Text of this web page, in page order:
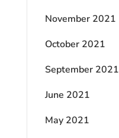
November 2021
October 2021
September 2021
June 2021
May 2021